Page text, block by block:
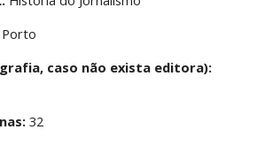
Porto
caso não exista editora):
32